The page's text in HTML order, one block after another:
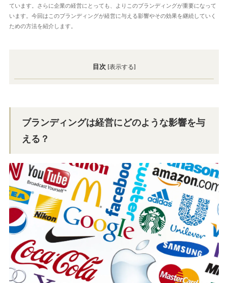
ています。さらに企業の経営にとっても、よりこのブランディングが重要になって
います。今回はこのブランディングが経営に与える影響やその効果を継続していく
ための方法を紹介します。
目次 [表示する]
ブランディングは経営にどのような影響を与
える？